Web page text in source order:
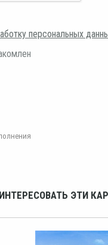
персональных
ЭТИ